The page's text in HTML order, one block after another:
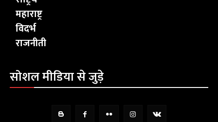
महाराष्ट्र
विदर्भ
राजनीती
सोशल मीडिया से जुड़े